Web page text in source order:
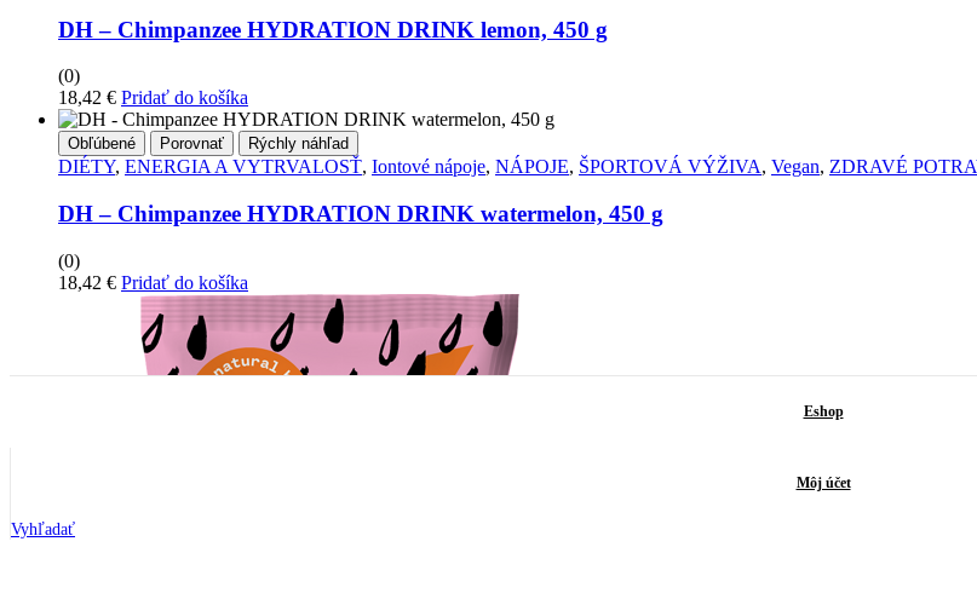
DH – Chimpanzee HYDRATION DRINK lemon, 450 g
(0)
18,42 € Pridať do košíka
Obľúbené Porovnať Rýchly náhľad
DIÉTY, ENERGIA A VYTRVALOSŤ, Iontové nápoje, NÁPOJE, ŠPORTOVÁ VÝŽIVA, Vegan, ZDRAVÉ
DH – Chimpanzee HYDRATION DRINK watermelon, 450 g
(0)
18,42 € Pridať do košíka
Eshop
Môj účet
Vyhľadať